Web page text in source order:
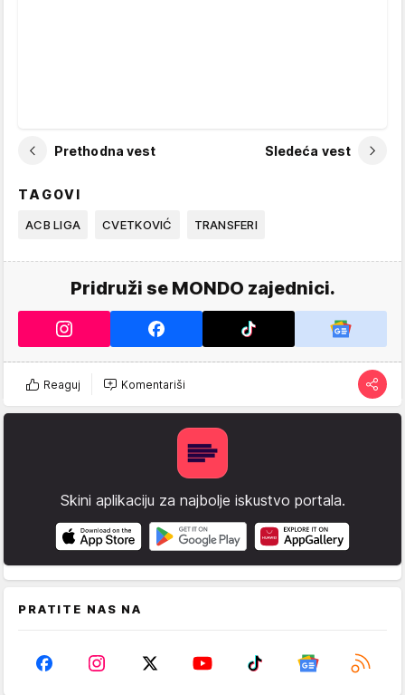
Prethodna vest Sledeća vest
TAGOVI
ACB LIGA CVETKOVIĆ TRANSFERI
Pridruži se MONDO zajednici.
Reaguj Komentariši
Skini aplikaciju za najbolje iskustvo portala.
PRATITE NAS NA